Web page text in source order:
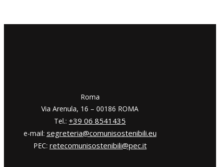
​​Roma
Via Arenula, 16 – 00186 ROMA
Tel.: +39 06 8541435
e-mail: segreteria@comunisostenibili.eu
PEC: retecomunisostenibili@pec.it